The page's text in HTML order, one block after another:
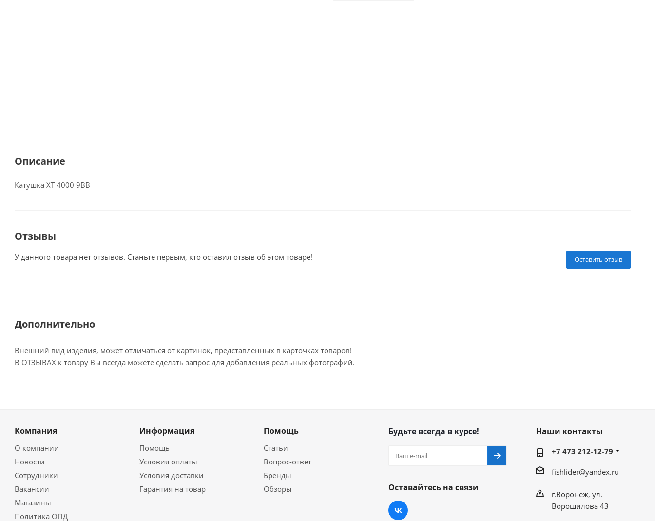
Описание
Катушка XT 4000 9BB
Отзывы
Оставить отзыв
У данного товара нет отзывов. Станьте первым, кто оставил отзыв об этом товаре!
Дополнительно
Внешний вид изделия, может отличаться от картинок, представленных в карточках товаров!
В ОТЗЫВАХ к товару Вы всегда можете сделать запрос для добавления реальных фотографий.
Компания
О компании
Новости
Сотрудники
Вакансии
Магазины
Политика ОПД
Информация
Помощь
Условия оплаты
Условия доставки
Гарантия на товар
Помощь
Статьи
Вопрос-ответ
Бренды
Обзоры
Будьте всегда в курсе!
Оставайтесь на связи
Наши контакты
+7 473 212-12-79
fishlider@yandex.ru
г.Воронеж, ул.
Ворошилова 43